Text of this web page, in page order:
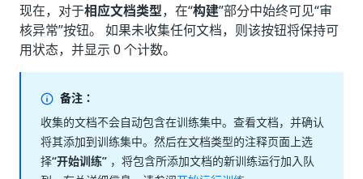
现在，对于相应文档类型，在“构建”部分中始终可见“审
核异常”按钮。 如果未收集任何文档，则该按钮将保持可
用状态，并显示 0 个计数。
备注：
收集的文档不会自动包含在训练集中。查看文档，并确认
将其添加到训练集中。然后在文档类型的注释页面上选
择“开始训练” ，将包含所添加文档的新训练运行加入队